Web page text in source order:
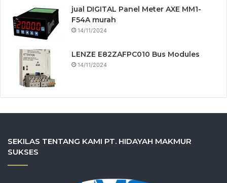
jual DIGITAL Panel Meter AXE MM1-
F54A murah
14/11/2024
LENZE E82ZAFPC010 Bus Modules
14/11/2024
SEKILAS TENTANG KAMI PT. HIDAYAH MAKMUR
SUKSES